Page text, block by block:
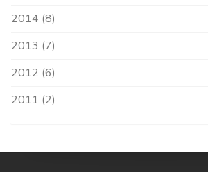
2014 (8)
2013 (7)
2012 (6)
2011 (2)